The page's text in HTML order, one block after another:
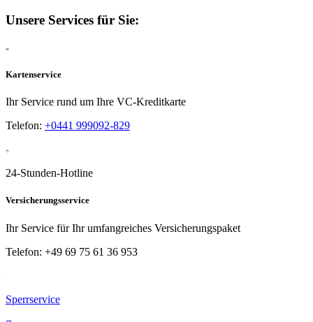
Unsere Services für Sie:
Kartenservice
Ihr Service rund um Ihre VC-Kreditkarte
Telefon: +0441 999092-829
24-Stunden-Hotline
Versicherungsservice
Ihr Service für Ihr umfangreiches Versicherungspaket
Telefon: +49 69 75 61 36 953
Sperrservice